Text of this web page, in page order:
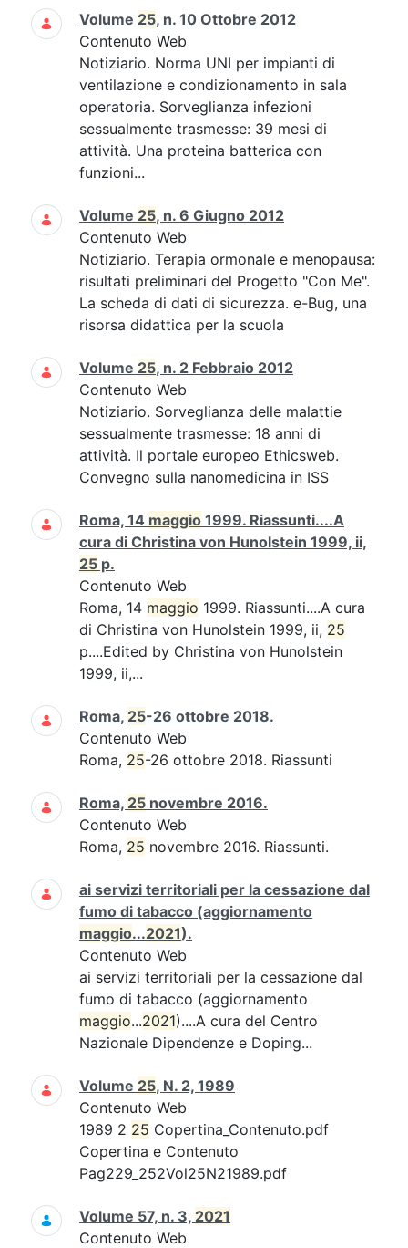
Volume 25, n. 10 Ottobre 2012
Contenuto Web
Notiziario. Norma UNI per impianti di
ventilazione e condizionamento in sala
operatoria. Sorveglianza infezioni
sessualmente trasmesse: 39 mesi di
attività. Una proteina batterica con
funzioni...
Volume 25, n. 6 Giugno 2012
Contenuto Web
Notiziario. Terapia ormonale e menopausa:
risultati preliminari del Progetto "Con Me".
La scheda di dati di sicurezza. e-Bug, una
risorsa didattica per la scuola
Volume 25, n. 2 Febbraio 2012
Contenuto Web
Notiziario. Sorveglianza delle malattie
sessualmente trasmesse: 18 anni di
attività. Il portale europeo Ethicsweb.
Convegno sulla nanomedicina in ISS
Roma, 14 maggio 1999. Riassunti....A
cura di Christina von Hunolstein 1999, ii,
25 p.
Contenuto Web
Roma, 14 maggio 1999. Riassunti....A cura
di Christina von Hunolstein 1999, ii, 25
p....Edited by Christina von Hunolstein
1999, ii,...
Roma, 25-26 ottobre 2018.
Contenuto Web
Roma, 25-26 ottobre 2018. Riassunti
Roma, 25 novembre 2016.
Contenuto Web
Roma, 25 novembre 2016. Riassunti.
ai servizi territoriali per la cessazione dal
fumo di tabacco (aggiornamento
maggio...2021).
Contenuto Web
ai servizi territoriali per la cessazione dal
fumo di tabacco (aggiornamento
maggio...2021)....A cura del Centro
Nazionale Dipendenze e Doping...
Volume 25, N. 2, 1989
Contenuto Web
1989 2 25 Copertina_Contenuto.pdf
Copertina e Contenuto
Pag229_252Vol25N21989.pdf
Volume 57, n. 3, 2021
Contenuto Web